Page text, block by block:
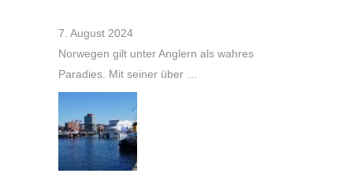
7. August 2024
Norwegen gilt unter Anglern als wahres
Paradies. Mit seiner über …